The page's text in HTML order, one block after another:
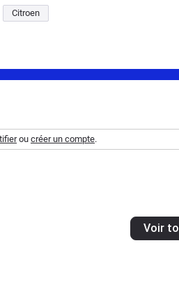
Citroen
ou créer un compte.
Voir